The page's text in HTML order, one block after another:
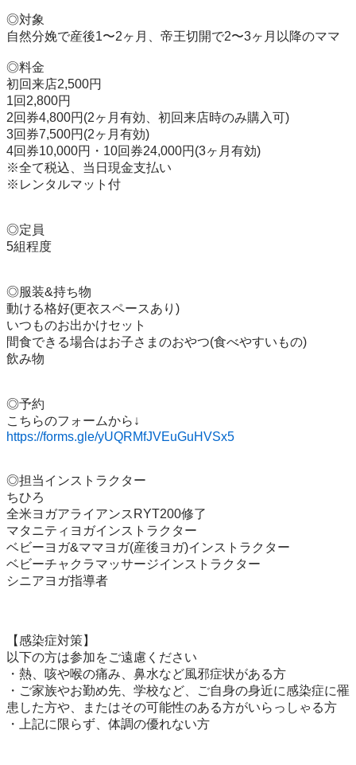
◎対象
自然分娩で産後1〜2ヶ月、帝王切開で2〜3ヶ月以降のママ
◎料金
初回来店2,500円
1回2,800円
2回券4,800円(2ヶ月有効、初回来店時のみ購入可)
3回券7,500円(2ヶ月有効)
4回券10,000円・10回券24,000円(3ヶ月有効)
※全て税込、当日現金支払い
※レンタルマット付
◎定員
5組程度
◎服装&持ち物
動ける格好(更衣スペースあり)
いつものお出かけセット
間食できる場合はお子さまのおやつ(食べやすいもの)
飲み物
◎予約
https://forms.gle/yUQRMfJVEuGuHVSx5
◎担当インストラクター
ちひろ
全米ヨガアライアンスRYT200修了
マタニティヨガインストラクター
ベビーヨガ&ママヨガ(産後ヨガ)インストラクター
ベビーチャクラマッサージインストラクター
シニアヨガ指導者
【感染症対策】
以下の方は参加をご遠慮ください
・熱、咳や喉の痛み、鼻水など風邪症状がある方
・ご家族やお勤め先、学校など、ご自身の身近に感染症に罹
患した方や、またはその可能性のある方がいらっしゃる方
・上記に限らず、体調の優れない方